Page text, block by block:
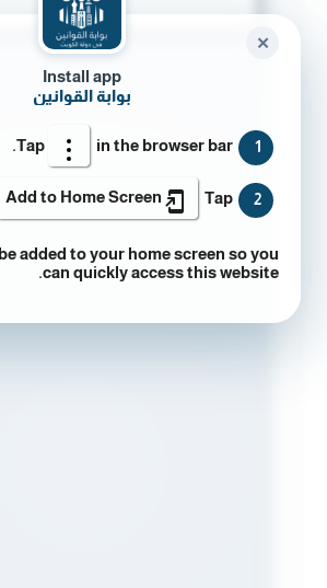
Install app
بوابة القوانين
1
Tap in the browser bar.
2
Tap
Add to Home Screen
added to your home screen so you
can quickly access this website.
✕